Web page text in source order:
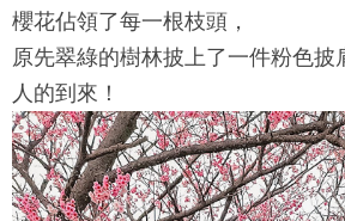
櫻花佔領了每一根枝頭，
原先翠綠的樹林披上了一件粉色披
人的到來！